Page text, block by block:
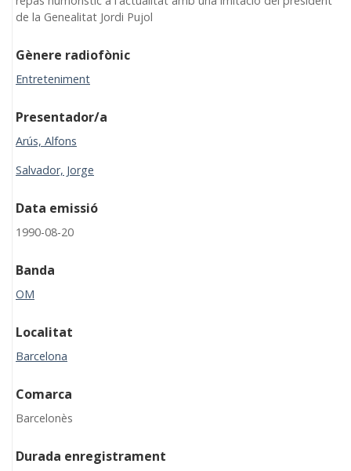
de la Genealitat Jordi Pujol
Gènere radiofònic
Entreteniment
Presentador/a
Arús, Alfons
Salvador, Jorge
Data emissió
1990-08-20
Banda
OM
Localitat
Barcelona
Comarca
Barcelonès
Durada enregistrament